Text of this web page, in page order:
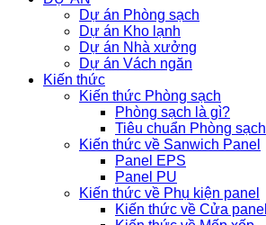
Dự án Phòng sạch
Dự án Kho lạnh
Dự án Nhà xưởng
Dự án Vách ngăn
Kiến thức
Kiến thức Phòng sạch
Phòng sạch là gì?
Tiêu chuẩn Phòng sạch
Kiến thức về Sanwich Panel
Panel EPS
Panel PU
Kiến thức về Phụ kiện panel
Kiến thức về Cửa panel